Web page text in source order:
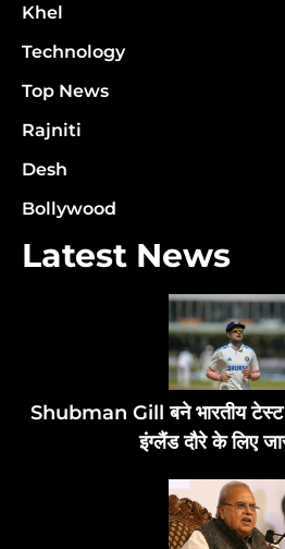
Khel
Technology
Top News
Rajniti
Desh
Bollywood
Latest News
Shubman Gill बने भारतीय टेस्ट
इंग्लैंड दौरे के लिए